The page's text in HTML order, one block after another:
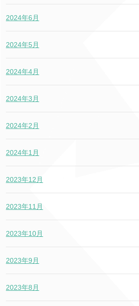
2024年6月
2024年5月
2024年4月
2024年3月
2024年2月
2024年1月
2023年12月
2023年11月
2023年10月
2023年9月
2023年8月